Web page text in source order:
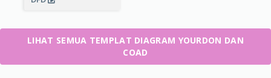
LIHAT SEMUA TEMPLAT DIAGRAM YOURDON DAN
COAD